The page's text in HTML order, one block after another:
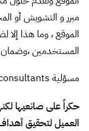
الموقع ، وما هذا
المستخدمين
مسؤلية strategy consultants.
حكراً على صانعيها
العميل لتحقيق